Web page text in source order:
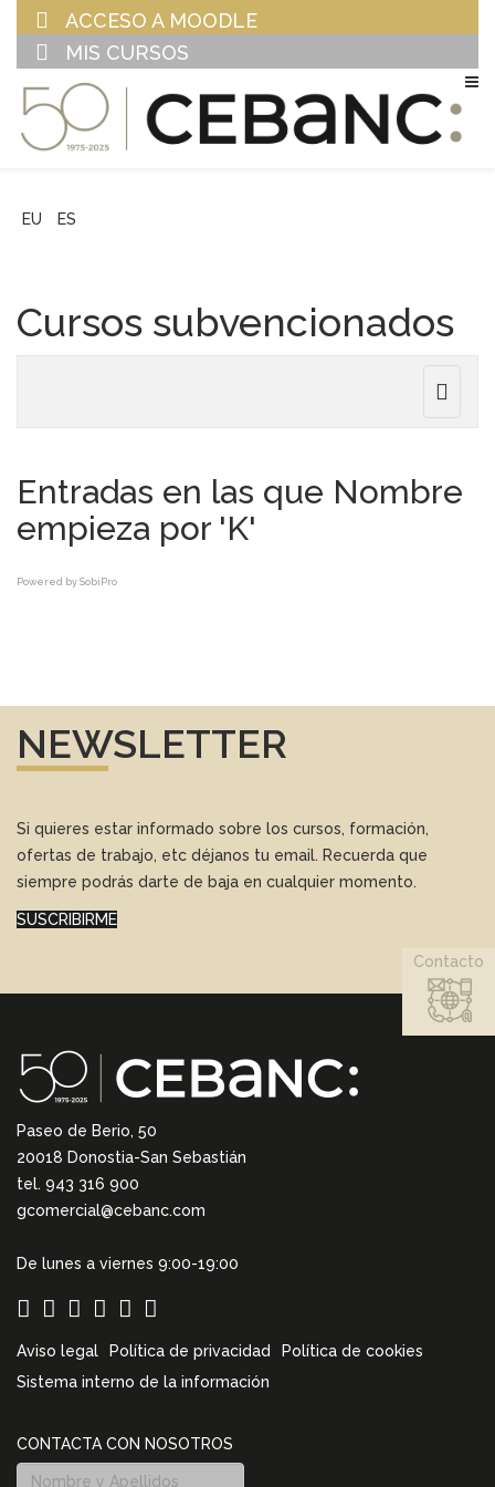
ACCESO A MOODLE
MIS CURSOS
EU ES
Cursos subvencionados
Toggle
Entradas en las que Nombre
empieza por 'K'
Powered by SobiPro
NEWSLETTER
Si quieres estar informado sobre los cursos, formación,
ofertas de trabajo, etc déjanos tu email. Recuerda que
siempre podrás darte de baja en cualquier momento.
SUSCRIBIRME
Paseo de Berio, 50
20018 Donostia-San Sebastián
tel. 943 316 900
gcomercial@cebanc.com
De lunes a viernes 9:00-19:00
Aviso legal Política de privacidad
Política de cookies
Sistema interno de la información
CONTACTA CON NOSOTROS
Contacto